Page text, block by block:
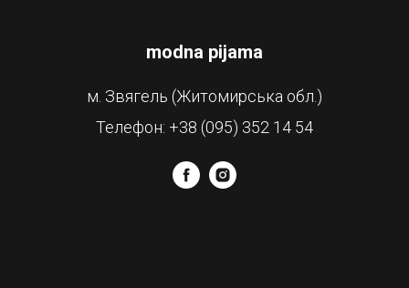
modna pijama
м. Звягель (Житомирська обл.)
Телефон: +38 (095) 352 14 54